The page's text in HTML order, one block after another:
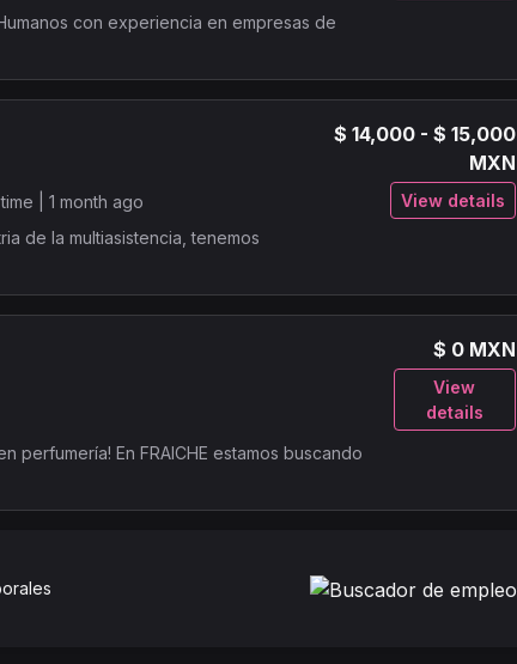
con experiencia en empresas de
| 1 month ago
de la multiasistencia, tenemos
$ 14,000 - $ 15,000
MXN
View details
perfumería! En FRAICHE estamos buscando
$ 0 MXN
View
details